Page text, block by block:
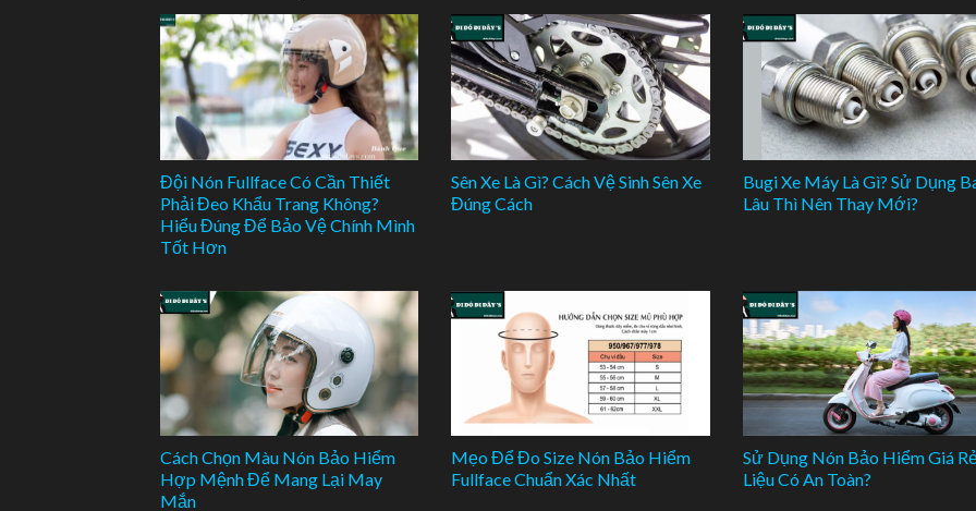
Đội Nón Fullface Có Cần Thiết
Phải Đeo Khẩu Trang Không?
Hiểu Đúng Để Bảo Vệ Chính Mình
Tốt Hơn
Sên Xe Là Gì? Cách Vệ Sinh Sên Xe
Đúng Cách
Bugi Xe Máy Là Gì? Sử Dụng
Lâu Thì Nên Thay Mới?
Cách Chọn Màu Nón Bảo Hiểm
Hợp Mệnh Để Mang Lại May
Mắn
Mẹo Để Đo Size Nón Bảo Hiểm
Fullface Chuẩn Xác Nhất
Sử Dụng Nón Bảo Hiểm Giá
Liệu Có An Toàn?